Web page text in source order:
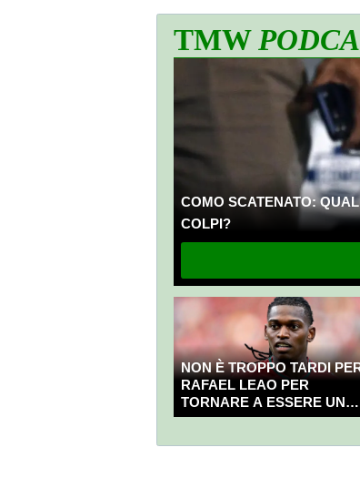
TMW
COMO SCATENATO:
COLPI?
NON È TROPPO TARDI
RAFAEL LEAO PER
TORNARE A ESSERE UN
CAMPIONE